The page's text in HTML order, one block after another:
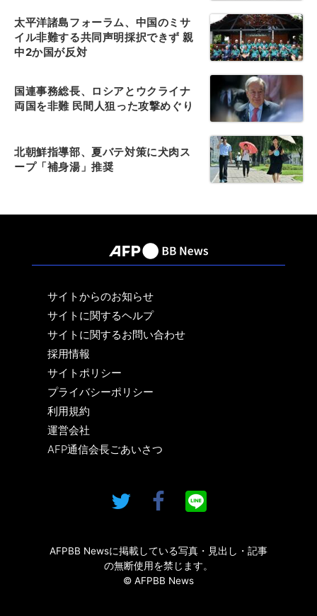
太平洋諸島フォーラム、中国のミサ
イル非難する共同声明採択できず 親
中2か国が反対
国連事務総長、ロシアとウクライナ
両国を非難 民間人狙った攻撃めぐり
北朝鮮指導部、夏バテ対策に犬肉ス
ープ「補身湯」推奨
サイトからのお知らせ
サイトに関するヘルプ
サイトに関するお問い合わせ
採用情報
サイトポリシー
プライバシーポリシー
利用規約
運営会社
AFP通信会長ごあいさつ
AFPBB Newsに掲載している写真・見出し・記事
の無断使用を禁じます。
© AFPBB News